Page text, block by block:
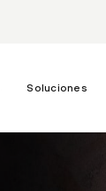
Soluciones